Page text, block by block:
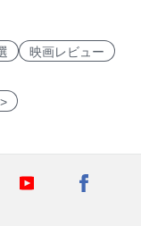
映画レビュー